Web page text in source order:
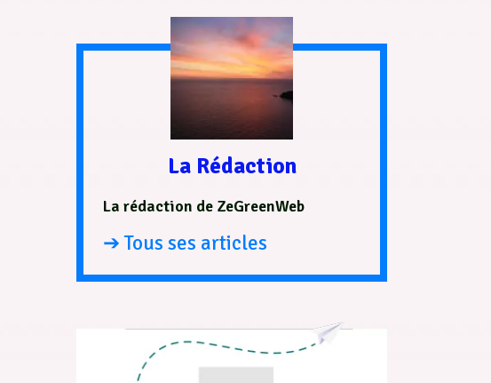
La Rédaction
La rédaction de ZeGreenWeb
➔ Tous ses articles